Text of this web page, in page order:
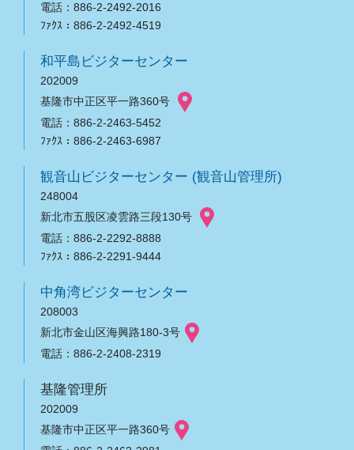
電話：886-2-2492-2016
ﾌｧｸｽ：886-2-2492-4519
和平島ビジターセンター
202009
基隆市中正区平一路360号
電話：886-2-2463-5452
ﾌｧｸｽ：886-2-2463-6987
観音山ビジターセンター (観音山管理所)
248004
新北市五股区凌雲路三段130号
電話：886-2-2292-8888
ﾌｧｸｽ：886-2-2291-9444
中角湾ビジターセンター
208003
新北市金山区海興路180-3号
電話：886-2-2408-2319
基隆管理所
202009
基隆市中正区平一路360号